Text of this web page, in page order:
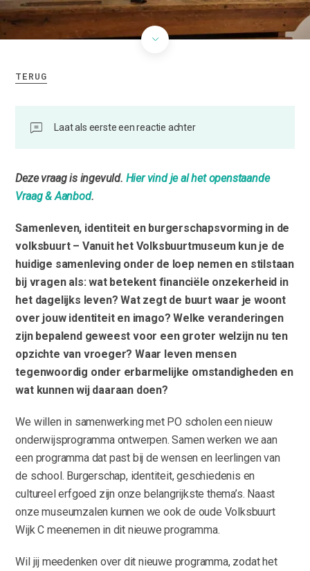
TERUG
Laat als eerste een reactie achter
Deze vraag is ingevuld. Hier vind je al het openstaande
Vraag & Aanbod.
Samenleven, identiteit en burgerschapsvorming in de
volksbuurt – Vanuit het Volksbuurtmuseum kun je de
huidige samenleving onder de loep nemen en stilstaan
bij vragen als: wat betekent financiële onzekerheid in
het dagelijks leven? Wat zegt de buurt waar je woont
over jouw identiteit en imago? Welke veranderingen
zijn bepalend geweest voor een groter welzijn nu ten
opzichte van vroeger? Waar leven mensen
tegenwoordig onder erbarmelijke omstandigheden en
wat kunnen wij daaraan doen?
We willen in samenwerking met PO scholen een nieuw
onderwijsprogramma ontwerpen. Samen werken we aan
een programma dat past bij de wensen en leerlingen van
de school. Burgerschap, identiteit, geschiedenis en
cultureel erfgoed zijn onze belangrijkste thema’s. Naast
onze museumzalen kunnen we ook de oude Volksbuurt
Wijk C meenemen in dit nieuwe programma.
Wil jij meedenken over dit nieuwe programma, zodat het